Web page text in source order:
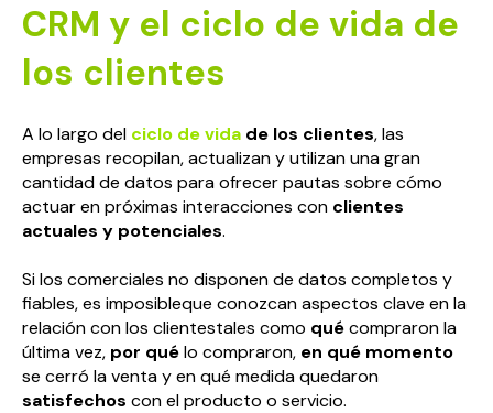
CRM y el ciclo de vida de
los clientes
A lo largo del ciclo de vida de los clientes, las
empresas recopilan, actualizan y utilizan una gran
cantidad de datos para ofrecer pautas sobre cómo
actuar en próximas interacciones con clientes
actuales y potenciales.
Si los comerciales no disponen de datos completos y
fiables, es imposibleque conozcan aspectos clave en la
relación con los clientestales como quécompraron la
última vez, por quélo compraron, en qué momento
se cerró la venta y en qué medida quedaron
satisfechos con el producto o servicio.